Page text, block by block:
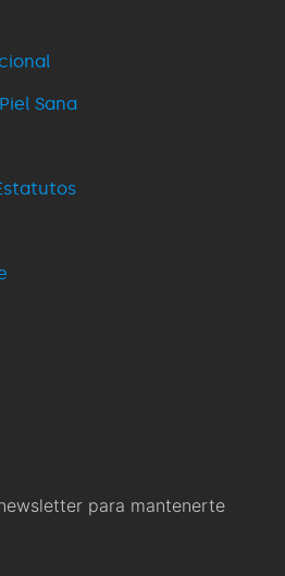
Sana
para mantenerte